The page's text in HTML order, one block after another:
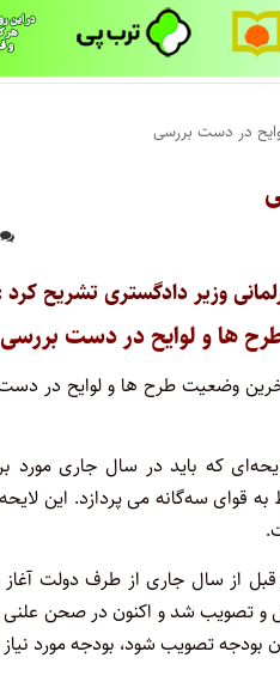
در دست بررسی
وزیر دادگستری تشریح کرد
ها و لوایح در دست بررسی
آخرین وضعیت طرح ها و لوایح در
که باید در سال جاری مورد
سه‌گانه می پردازد. این لایحه
لایحه – که دارای ۵۰ ماده است – از قبل از
و تصویب شد و اکنون در صحن
بودجه تصویب شود، بودجه مورد